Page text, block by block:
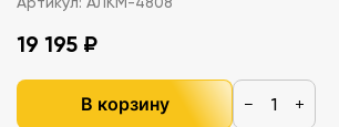
19 195 ₽
В корзину − +